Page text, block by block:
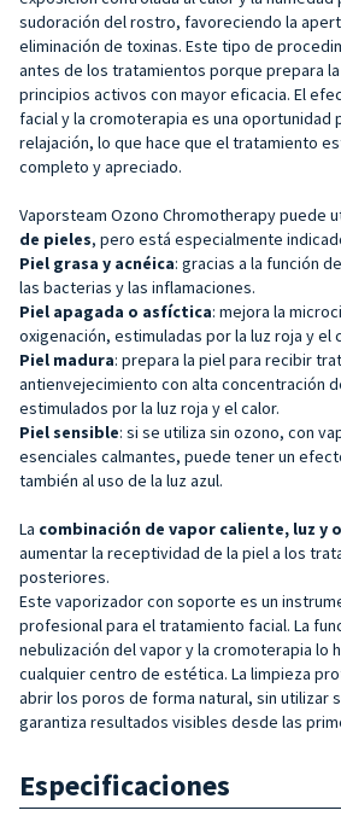
sudoración del rostro, favoreciendo la
eliminación de toxinas. Este tipo de
antes de los tratamientos porque prepara
principios activos con mayor eficacia. El
facial y la cromoterapia es una oportunidad
relajación, lo que hace que el tratamiento
completo y apreciado.
Vaporsteam Ozono Chromotherapy puede
de pieles, pero está especialmente
Piel grasa y acnéica: gracias a la función
las bacterias y las inflamaciones.
Piel apagada o asfíctica: mejora la
oxigenación, estimuladas por la luz roja y el
Piel madura: prepara la piel para recibir
antienvejecimiento con alta concentración
estimulados por la luz roja y el calor.
Piel sensible: si se utiliza sin ozono, con
esenciales calmantes, puede tener un
también al uso de la luz azul.
La combinación de vapor caliente, luz y
aumentar la receptividad de la piel a los
posteriores.
Este vaporizador con soporte es un
profesional para el tratamiento facial. La
nebulización del vapor y la cromoterapia lo
cualquier centro de estética. La limpieza
abrir los poros de forma natural, sin utilizar
garantiza resultados visibles desde las
Especificaciones